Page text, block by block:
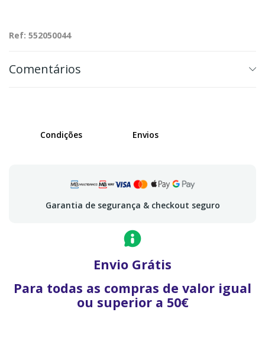
Ref: 552050044
Comentários
Condições Envios
Garantia de segurança & checkout seguro
Envio Grátis
Para todas as compras de valor igual
ou superior a 50€